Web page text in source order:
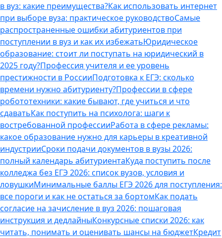
в вуз: какие преимущества?Как использовать интернет
при выборе вуза: практическое руководствоСамые
распространенные ошибки абитуриентов при
поступлении в вуз и как их избежатьЮридическое
образование: стоит ли поступать на юридический в
2025 году?Профессия учителя и ее уровень
престижности в РоссииПодготовка к ЕГЭ: сколько
времени нужно абитуриенту?Профессии в сфере
робототехники: какие бывают, где учиться и что
сдаватьКак поступить на психолога: шаги к
востребованной профессииРабота в сфере рекламы:
какое образование нужно для карьеры в креативной
индустрииСроки подачи документов в вузы 2026:
полный календарь абитуриентаКуда поступить после
колледжа без ЕГЭ 2026: список вузов, условия и
ловушкиМинимальные баллы ЕГЭ 2026 для поступления:
все пороги и как не остаться за бортомКак подать
согласие на зачисление в вуз 2026: пошаговая
инструкция и дедлайныКонкурсные списки 2026: как
читать, понимать и оценивать шансы на бюджетКредит